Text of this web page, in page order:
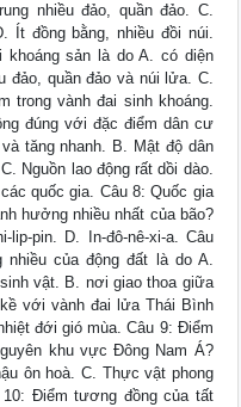
nhiều đảo, quần đảo. C.
Ít đồng bằng, nhiều đồi núi.
sản là do A. có diện
đảo, quần đảo và núi lửa. C.
trong vành đai sinh khoáng.
đúng với đặc điểm dân cư
tăng nhanh. B. Mật độ dân
Nguồn lao động rất dồi dào.
quốc gia. Câu 8: Quốc gia
hưởng nhiều nhất của bão?
pin. D. In-đô-nê-xi-a. Câu
của động đất là do A.
vật. B. nơi giao thoa giữa
với vành đai lửa Thái Bình
đới gió mùa. Câu 9: Điểm
khu vực Đông Nam Á?
ôn hoà. C. Thực vật phong
Điểm tương đồng của tất